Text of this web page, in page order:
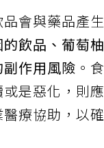
會與藥品產
飲品、葡萄
作用風險 。
是惡化，則
療協助，以